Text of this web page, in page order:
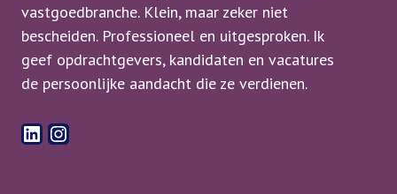
vastgoedbranche. Klein, maar zeker niet
bescheiden. Professioneel en uitgesproken. Ik
geef opdrachtgevers, kandidaten en vacatures
de persoonlijke aandacht die ze verdienen.
LinkedIn
Instagram